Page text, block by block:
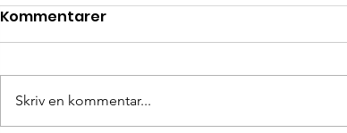
Kommentarer
Skriv en kommentar...